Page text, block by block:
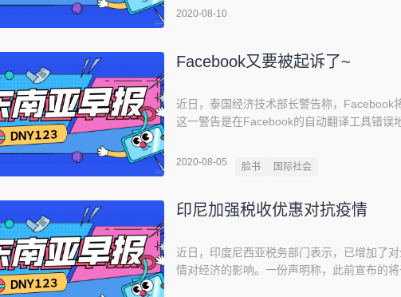
华尔街专家的预期。 抵制Facebook广告的
2020-08-10
Facebook又要被起诉了~
近日，泰国经济技术部长警告称，Facebook
这一警告是在Facebook的自动翻译工具错误
译泰的自动翻译应用程序。从这次事件中，
一直在指责Fa
2020-08-05 脸书 国际社会
印尼加强税收优惠对抗疫情
近日，印度尼西亚税务部门表示，已增加了
情对经济的影响。一份声明称，此前宣布的